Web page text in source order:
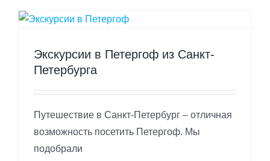
Экскурсии в Петергоф из Санкт-
Петербурга
Путешествие в Санкт-Петербург – отличная
возможность посетить Петергоф. Мы
подобрали